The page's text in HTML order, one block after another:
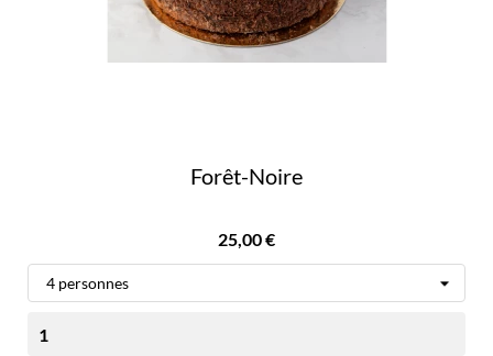
Forêt-Noire
Prix
25,00 €